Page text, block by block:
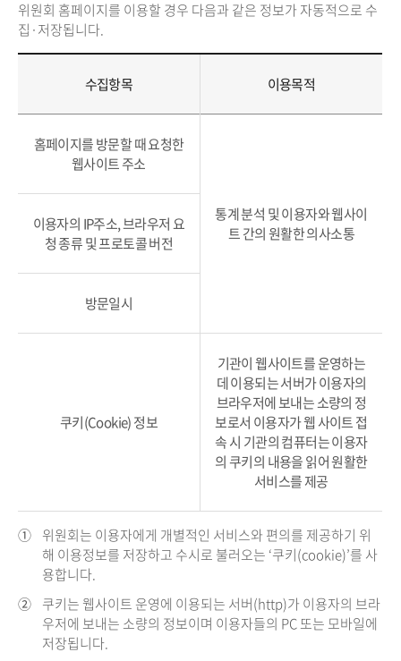
위원회 홈페이지를 이용할 경우 다음과 같은 정보가 자동적으로 수
집·저장됩니다.
수집항목 이용목적
홈페이지를 방문할 때 요청한
웹사이트 주소
통계 분석 및 이용자와 웹사이
트 간의 원활한 의사소통
이용자의 IP주소, 브라우저 요
청 종류 및 프로토콜 버전
방문일시
쿠키(Cookie) 정보
기관이 웹사이트를 운영하는
데 이용되는 서버가 이용자의
브라우저에 보내는 소량의 정
보로서 이용자가 웹 사이트 접
속 시 기관의 컴퓨터는 이용자
의 쿠키의 내용을 읽어 원활한
서비스를 제공
① 위원회는 이용자에게 개별적인 서비스와 편의를 제공하기 위
해 이용정보를 저장하고 수시로 불러오는 ‘쿠키(cookie)’를 사
용합니다.
② 쿠키는 웹사이트 운영에 이용되는 서버(http)가 이용자의 브라
우저에 보내는 소량의 정보이며 이용자들의 PC 또는 모바일에
저장됩니다.